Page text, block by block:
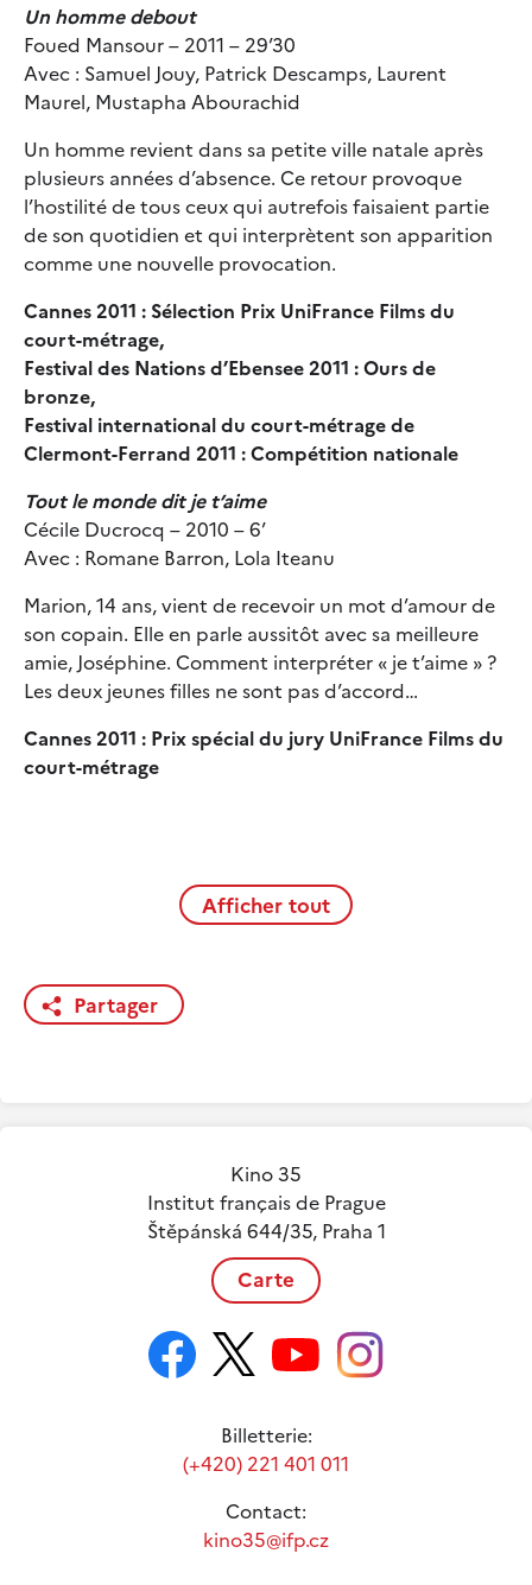
Un homme debout
Foued Mansour – 2011 – 29’30
Avec : Samuel Jouy, Patrick Descamps, Laurent
Maurel, Mustapha Abourachid
Un homme revient dans sa petite ville natale après
plusieurs années d’absence. Ce retour provoque
l’hostilité de tous ceux qui autrefois faisaient partie
de son quotidien et qui interprètent son apparition
comme une nouvelle provocation.
Cannes 2011 : Sélection Prix UniFrance Films du
court-métrage,
Festival des Nations d’Ebensee 2011 : Ours de
bronze,
Festival international du court-métrage de
Clermont-Ferrand 2011 : Compétition nationale
Tout le monde dit je t’aime
Cécile Ducrocq – 2010 – 6’
Avec : Romane Barron, Lola Iteanu
Marion, 14 ans, vient de recevoir un mot d’amour de
son copain. Elle en parle aussitôt avec sa meilleure
amie, Joséphine. Comment interpréter « je t’aime » ?
Les deux jeunes filles ne sont pas d’accord…
Cannes 2011 : Prix spécial du jury UniFrance Films du
court-métrage
Afficher tout
Partager
Kino 35
Institut français de Prague
Štěpánská 644/35, Praha 1
Carte
Billetterie:
(+420) 221 401 011
Contact:
kino35@ifp.cz